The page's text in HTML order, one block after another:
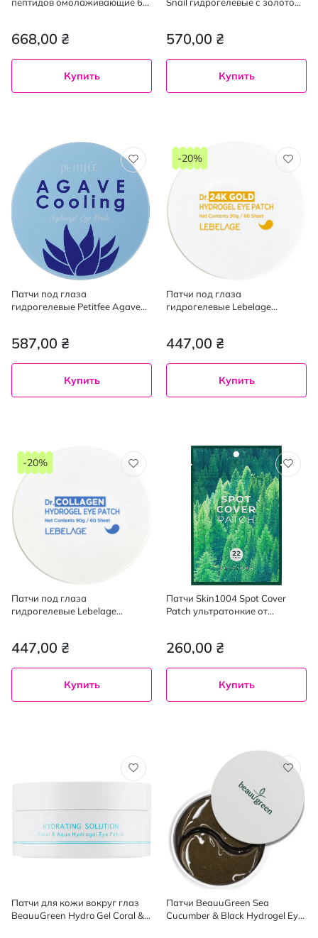
668,00 ₴
Купить
570,00 ₴
Купить
Патчи под глаза
гидрогелевые Petitfee Agave
шт.
587,00 ₴
Купить
Патчи под глаза
гидрогелевые Lebelage
447,00 ₴
-20%
Купить
Патчи под глаза
гидрогелевые Lebelage
447,00 ₴
-20%
Купить
Патчи Skin1004 Spot Cover
Patch ультратонкие от
260,00 ₴
Купить
Патчи для кожи вокруг глаз
BeauuGreen Hydro Gel Coral &
Патчи BeauuGreen Sea
Cucumber & Black Hydrogel Eye